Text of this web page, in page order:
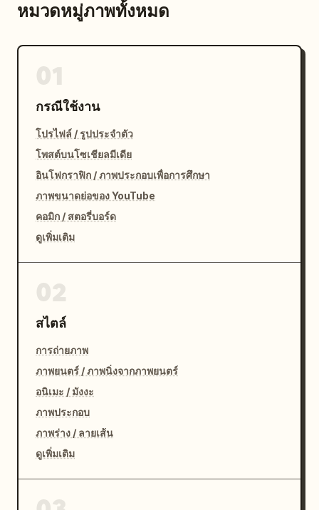
หมวดหมู่ภาพทั้งหมด
กรณีใช้งาน
โปรไฟล์ / รูปประจำตัว
โพสต์บนโซเชียลมีเดีย
อินโฟกราฟิก / ภาพประกอบเพื่อการศึกษา
ภาพขนาดย่อของ YouTube
คอมิก / สตอรี่บอร์ด
ดูเพิ่มเติม
สไตล์
การถ่ายภาพ
ภาพยนตร์ / ภาพนิ่งจากภาพยนตร์
อนิเมะ / มังงะ
ภาพประกอบ
ภาพร่าง / ลายเส้น
ดูเพิ่มเติม